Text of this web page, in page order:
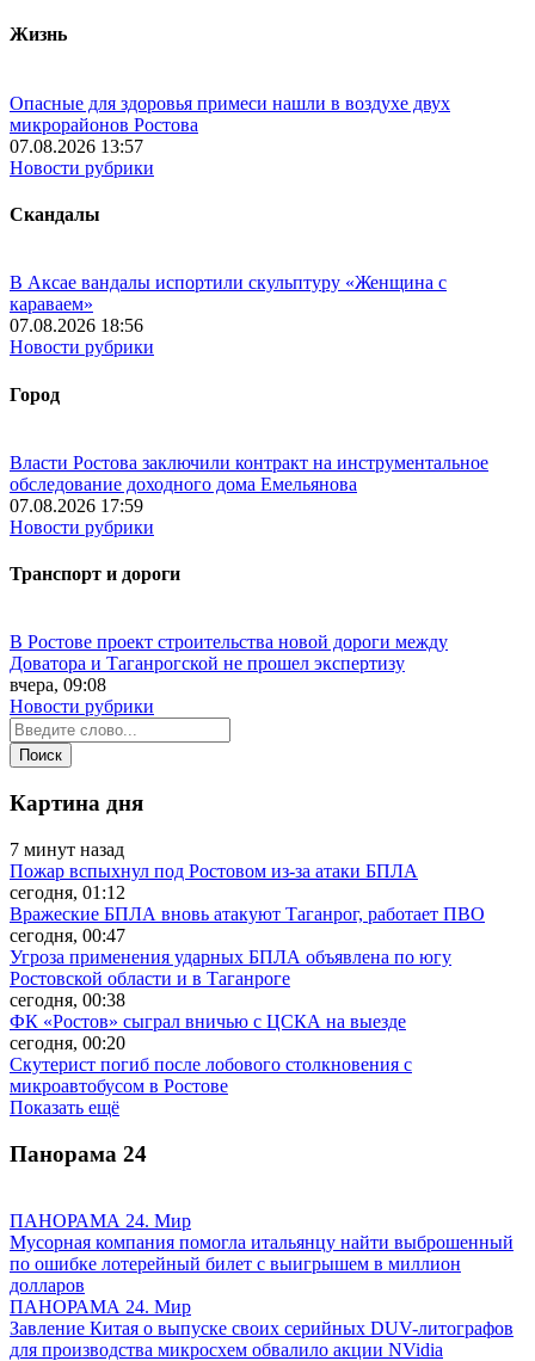
Жизнь
Опасные для здоровья примеси нашли в воздухе двух
микрорайонов Ростова
07.08.2026 13:57
Новости рубрики
Скандалы
В Аксае вандалы испортили скульптуру «Женщина с
караваем»
07.08.2026 18:56
Новости рубрики
Город
Власти Ростова заключили контракт на инструментальное
обследование доходного дома Емельянова
07.08.2026 17:59
Новости рубрики
Транспорт и дороги
В Ростове проект строительства новой дороги между
Доватора и Таганрогской не прошел экспертизу
вчера, 09:08
Новости рубрики
Картина дня
7 минут назад
Пожар вспыхнул под Ростовом из-за атаки БПЛА
сегодня, 01:12
Вражеские БПЛА вновь атакуют Таганрог, работает ПВО
сегодня, 00:47
Угроза применения ударных БПЛА объявлена по югу
Ростовской области и в Таганроге
сегодня, 00:38
ФК «Ростов» сыграл вничью с ЦСКА на выезде
сегодня, 00:20
Скутерист погиб после лобового столкновения с
микроавтобусом в Ростове
Показать ещё
Панорама 24
ПАНОРАМА 24. Мир
Мусорная компания помогла итальянцу найти выброшенный
по ошибке лотерейный билет с выигрышем в миллион
долларов
ПАНОРАМА 24. Мир
Завление Китая о выпуске своих серийных DUV-литографов
для производства микросхем обвалило акции NVidia